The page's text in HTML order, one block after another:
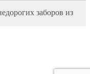
заборов из